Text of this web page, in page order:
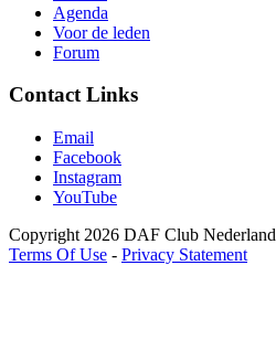
Agenda
Voor de leden
Forum
Contact Links
Email
Facebook
Instagram
YouTube
Copyright 2026 DAF Club Nederland
Terms Of Use - Privacy Statement